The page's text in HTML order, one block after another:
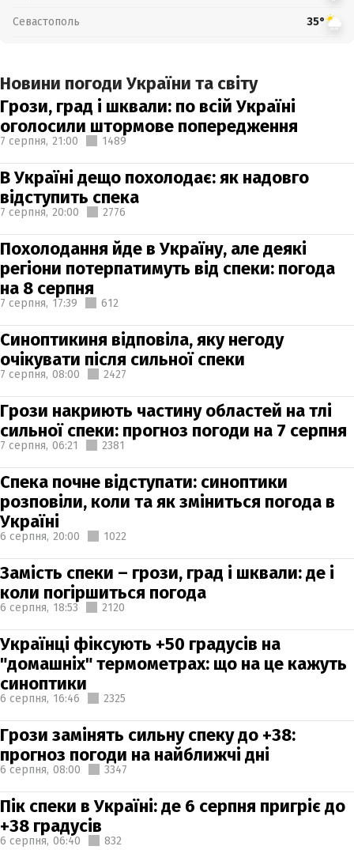
Севастополь 35°
Новини погоди України та світу
Грози, град і шквали: по всій Україні
оголосили штормове попередження
7 серпня, 21:00 1489
В Україні дещо похолодає: як надовго
відступить спека
7 серпня, 20:00 2776
Похолодання йде в Україну, але деякі
регіони потерпатимуть від спеки: погода
на 8 серпня
7 серпня, 17:39 612
Синоптикиня відповіла, яку негоду
очікувати після сильної спеки
7 серпня, 08:00 2427
Грози накриють частину областей на тлі
сильної спеки: прогноз погоди на 7 серпня
7 серпня, 06:21 2381
Спека почне відступати: синоптики
розповіли, коли та як зміниться погода в
Україні
6 серпня, 20:00 1022
Замість спеки – грози, град і шквали: де і
коли погіршиться погода
6 серпня, 18:53 2120
Українці фіксують +50 градусів на
"домашніх" термометрах: що на це кажуть
синоптики
6 серпня, 16:46 2325
Грози замінять сильну спеку до +38:
прогноз погоди на найближчі дні
6 серпня, 08:00 3347
Пік спеки в Україні: де 6 серпня пригріє до
+38 градусів
6 серпня, 06:40 832